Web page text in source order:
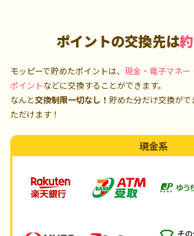
ポイントの交換先は
モッピーで貯めたポイントは、 現金・電子マネー
ポイントなどに交換することができます。
なんと交換制限一切なし！ 貯めた分だけ交換が
ただけます！
現金系